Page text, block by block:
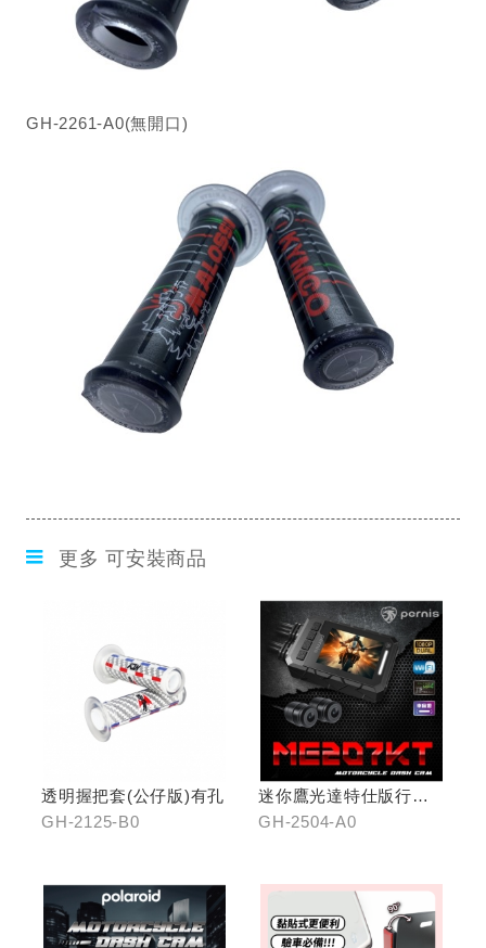
GH-2261-A0(無開口)
更多 可安裝商品
透明握把套(公仔版)有孔
GH-2125-B0
迷你鷹光達特仕版行車
記錄器
GH-2504-A0